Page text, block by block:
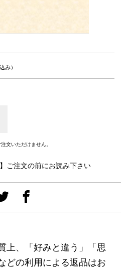
み）
文いただけません。
】ご注文の前にお読み下さい
上、「好みと違う」「思
どの利用による返品はお